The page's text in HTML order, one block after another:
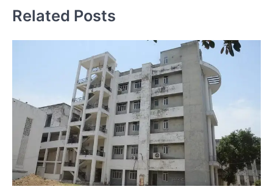
Related Posts